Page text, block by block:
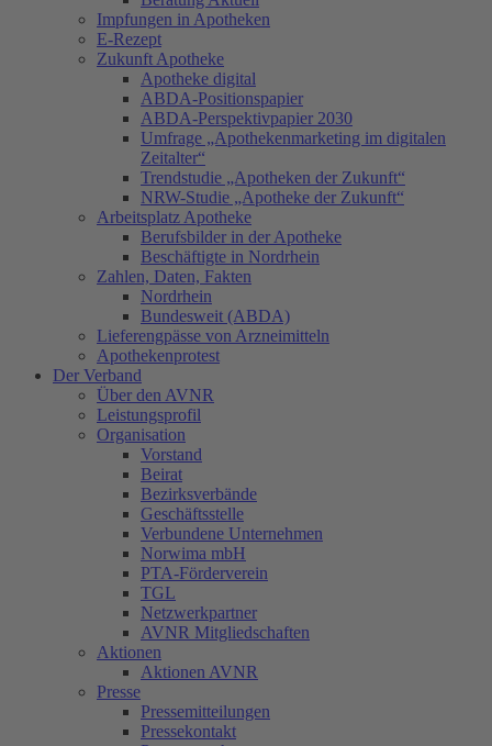
Impfungen in Apotheken
E-Rezept
Zukunft Apotheke
Apotheke digital
ABDA-Positionspapier
ABDA-Perspektivpapier 2030
Umfrage „Apothekenmarketing im digitalen
Zeitalter“
Trendstudie „Apotheken der Zukunft“
NRW-Studie „Apotheke der Zukunft“
Arbeitsplatz Apotheke
Berufsbilder in der Apotheke
Beschäftigte in Nordrhein
Zahlen, Daten, Fakten
Nordrhein
Bundesweit (ABDA)
Lieferengpässe von Arzneimitteln
Apothekenprotest
Der Verband
Über den AVNR
Leistungsprofil
Organisation
Vorstand
Beirat
Bezirksverbände
Geschäftsstelle
Verbundene Unternehmen
Norwima mbH
PTA-Förderverein
TGL
Netzwerkpartner
AVNR Mitgliedschaften
Aktionen
Aktionen AVNR
Presse
Pressemitteilungen
Pressekontakt